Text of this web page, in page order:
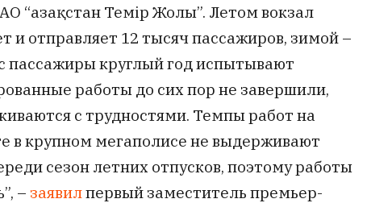
“Қазақстан Темір Жолы”. Летом вокзал
и отправляет 12 тысяч пассажиров, зимой –
пассажиры круглый год испытывают
работы до сих пор не завершили,
с трудностями. Темпы работ на
в крупном мегаполисе не выдерживают
сезон летних отпусков, поэтому работы
– заявилпервый заместитель премьер-